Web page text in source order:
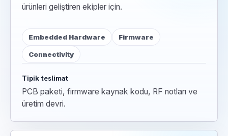
ürünleri geliştiren ekipler için.
Embedded Hardware Firmware
Connectivity
Tipik teslimat
PCB paketi, firmware kaynak kodu, RF notları ve
üretim devri.